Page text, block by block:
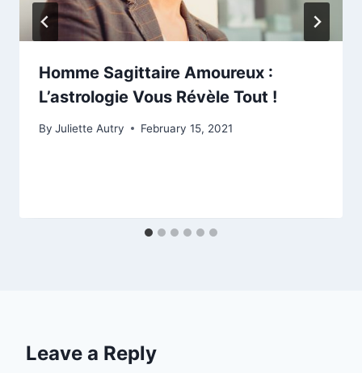
Homme Sagittaire Amoureux :
L’astrologie Vous Révèle Tout !
By Juliette Autry February 15, 2021
Leave a Reply